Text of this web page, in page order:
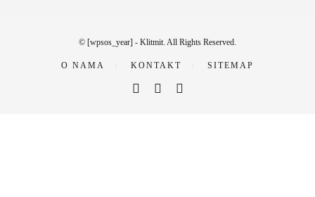
© [wpsos_year] - Klitmit. All Rights Reserved.
O NAMA KONTAKT SITEMAP